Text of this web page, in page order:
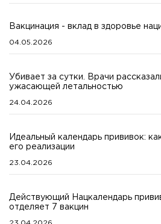
Вакцинация - вклад в здоровье
04.05.2026
Убивает за сутки. Врачи
ужасающей летальностью
24.04.2026
Идеальный календарь прививок:
его реализации
23.04.2026
Действующий Нацкалендарь
отделяет 7 вакцин